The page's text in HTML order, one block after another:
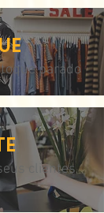
parado
clientes